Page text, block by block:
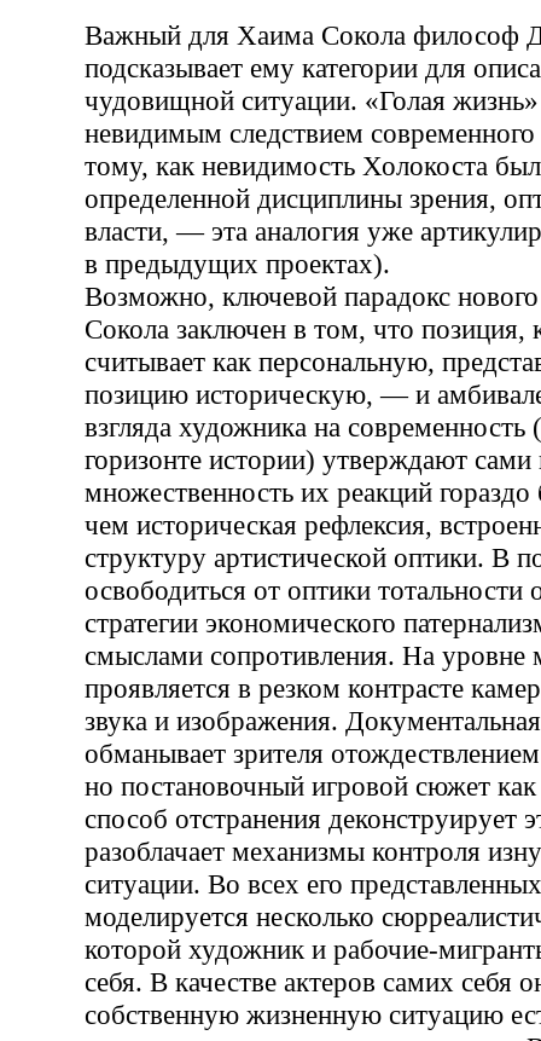
Важный для Хаима Сокола философ
подсказывает ему категории для
чудовищной ситуации. «Голая жизнь»
невидимым следствием
тому, как невидимость Холокоста
определенной дисциплины зрения,
власти, — эта аналогия уже
в предыдущих проектах).
Возможно, ключевой парадокс
Сокола заключен в том, что позиция,
считывает как персональную,
позицию историческую, — и
взгляда художника на современность
горизонте истории) утверждают
множественность их реакций гораздо
чем историческая рефлексия,
структуру артистической оптики. В
освободиться от оптики тотальности
стратегии экономического
смыслами сопротивления. На уровне
проявляется в резком контрасте
звука и изображения.
обманывает зрителя
но постановочный игровой сюжет
способ отстранения деконструирует
разоблачает механизмы контроля
ситуации. Во всех его
моделируется несколько
которой художник и рабочие-
себя. В качестве актеров самих себя
собственную жизненную ситуацию